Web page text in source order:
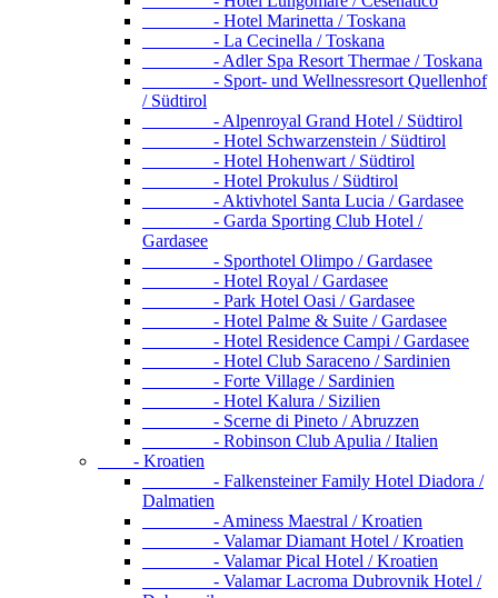
- Hotel Marinetta / Toskana
- La Cecinella / Toskana
- Adler Spa Resort Thermae / Toskana
- Sport- und Wellnessresort Quellenhof
/ Südtirol
- Alpenroyal Grand Hotel / Südtirol
- Hotel Schwarzenstein / Südtirol
- Hotel Hohenwart / Südtirol
- Hotel Prokulus / Südtirol
- Aktivhotel Santa Lucia / Gardasee
- Garda Sporting Club Hotel /
Gardasee
- Sporthotel Olimpo / Gardasee
- Hotel Royal / Gardasee
- Park Hotel Oasi / Gardasee
- Hotel Palme & Suite / Gardasee
- Hotel Residence Campi / Gardasee
- Hotel Club Saraceno / Sardinien
- Forte Village / Sardinien
- Hotel Kalura / Sizilien
- Scerne di Pineto / Abruzzen
- Robinson Club Apulia / Italien
- Kroatien
- Falkensteiner Family Hotel Diadora /
Dalmatien
- Aminess Maestral / Kroatien
- Valamar Diamant Hotel / Kroatien
- Valamar Pical Hotel / Kroatien
- Valamar Lacroma Dubrovnik Hotel /